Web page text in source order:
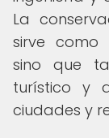
La
sirve como
sino que
turístico y
ciudades y